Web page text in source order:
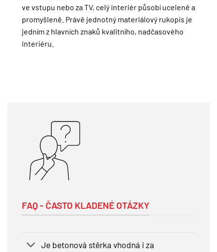
ve vstupu nebo za TV, celý interiér působí uceleně a
promyšleně. Právě jednotný materiálový rukopis je
jedním z hlavních znaků kvalitního, nadčasového
interiéru.
FAQ - ČASTO KLADENÉ OTÁZKY
Je betonová stěrka vhodná i za